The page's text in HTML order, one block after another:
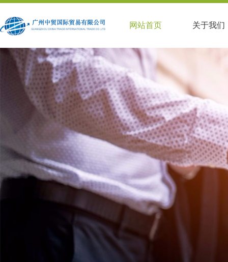
网站首页 关于我们